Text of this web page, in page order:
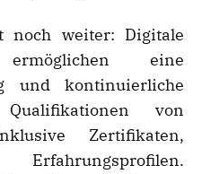
noch weiter: Digitale
ermöglichen eine
und kontinuierliche
von
Zertifikaten,